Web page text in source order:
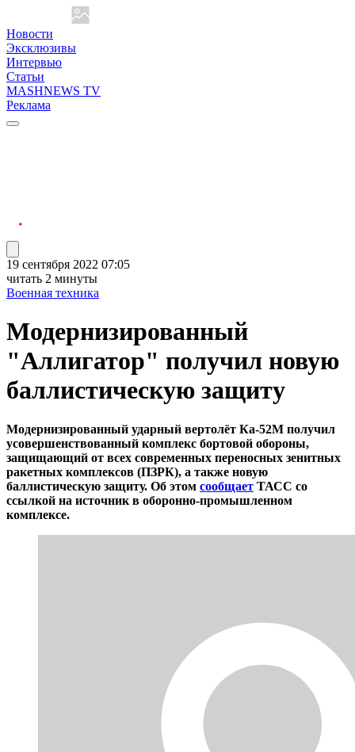
Новости
Эксклюзивы
Интервью
Статьи
MASHNEWS TV
Реклама
19 сентября 2022 07:05
читать 2 минуты
Военная техника
Модернизированный
"Аллигатор" получил новую
баллистическую защиту
Модернизированный ударный вертолёт Ка-52М получил
усовершенствованный комплекс бортовой обороны,
защищающий от всех современных переносных зенитных
ракетных комплексов (ПЗРК), а также новую
баллистическую защиту. Об этом сообщает ТАСС со
ссылкой на источник в оборонно-промышленном
комплексе.